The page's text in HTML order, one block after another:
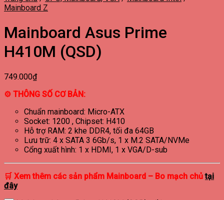
Mainboard Z
Mainboard Asus Prime
H410M (QSD)
749.000₫
⚙ THÔNG SỐ CƠ BẢN:
Chuẩn mainboard: Micro-ATX
Socket: 1200 , Chipset: H410
Hỗ trợ RAM: 2 khe DDR4, tối đa 64GB
Lưu trữ: 4 x SATA 3 6Gb/s, 1 x M.2 SATA/NVMe
Cổng xuất hình: 1 x HDMI, 1 x VGA/D-sub
🛒 Xem thêm các sản phẩm Mainboard – Bo mạch chủtại
đây